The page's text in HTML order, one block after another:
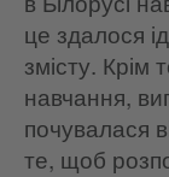
це здалося
змісту. Крім
навчання,
почувалася
те, щоб